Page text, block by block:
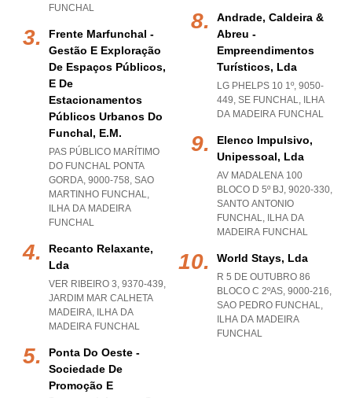
FUNCHAL
Frente Marfunchal -
Gestão E Exploração
De Espaços Públicos,
E De
Estacionamentos
Públicos Urbanos Do
Funchal, E.m.
PAS PÚBLICO MARÍTIMO
DO FUNCHAL PONTA
GORDA, 9000-758, SAO
MARTINHO FUNCHAL,
ILHA DA MADEIRA
FUNCHAL
Recanto Relaxante,
Lda
VER RIBEIRO 3, 9370-439,
JARDIM MAR CALHETA
MADEIRA, ILHA DA
MADEIRA FUNCHAL
Ponta Do Oeste -
Sociedade De
Promoção E
Andrade, Caldeira &
Abreu -
Empreendimentos
Turísticos, Lda
LG PHELPS 10 1º, 9050-
449, SE FUNCHAL, ILHA
DA MADEIRA FUNCHAL
Elenco Impulsivo,
Unipessoal, Lda
AV MADALENA 100
BLOCO D 5º BJ, 9020-330,
SANTO ANTONIO
FUNCHAL, ILHA DA
MADEIRA FUNCHAL
World Stays, Lda
R 5 DE OUTUBRO 86
BLOCO C 2ºAS, 9000-216,
SAO PEDRO FUNCHAL,
ILHA DA MADEIRA
FUNCHAL